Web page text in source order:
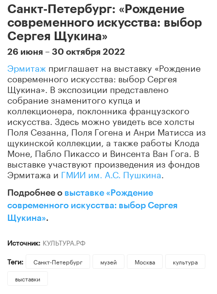
Санкт-Петербург: «Рождение
современного искусства: выбор
Сергея Щукина»
26 июня – 30 октября 2022
Эрмитаж приглашает на выставку «Рождение
современного искусства: выбор Сергея
Щукина». В экспозиции представлено
собрание знаменитого купца и
коллекционера, поклонника французского
искусства. Здесь можно увидеть все холсты
Поля Сезанна, Поля Гогена и Анри Матисса из
щукинской коллекции, а также работы Клода
Моне, Пабло Пикассо и Винсента Ван Гога. В
выставке участвуют произведения из фондов
Эрмитажа и ГМИИ им. А.С. Пушкина
Подробнее о выставке «Рождение
современного искусства: выбор Сергея
Щукина».
Источник: КУЛЬТУРА.РФ
Теги:
Санкт-Петербург музей Москва
культура
выставки